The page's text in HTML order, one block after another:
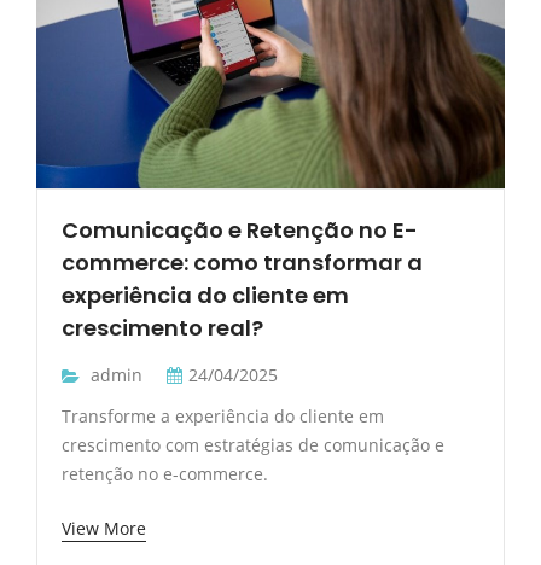
Comunicação e Retenção no E-
commerce: como transformar a
experiência do cliente em
crescimento real?
admin
24/04/2025
Transforme a experiência do cliente em
crescimento com estratégias de comunicação e
retenção no e-commerce.
View More